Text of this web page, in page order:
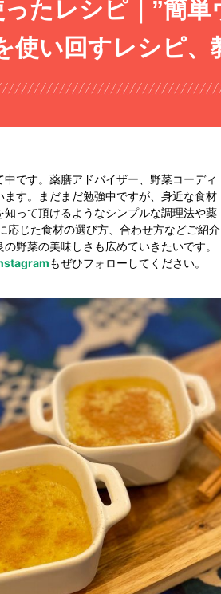
たレシピ｜”簡単
使い回すレシピ、
中です。薬膳アドバイザー、野菜コーディ
ます。まだまだ勉強中ですが、身近な食材
って頂けるようなシンプルな調理法や薬
応じた食材の選び方、合わせ方などご紹介
野菜の美味しさも広めていきたいです。
もぜひフォローしてください。